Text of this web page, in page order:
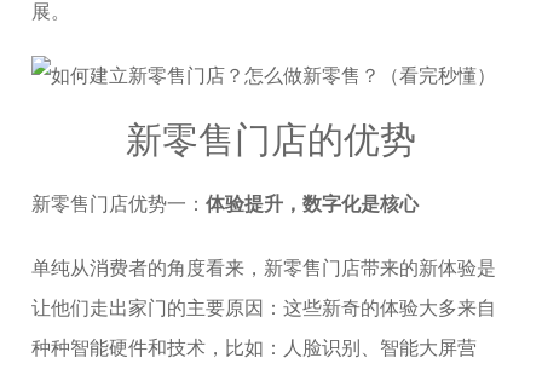
展。
新零售门店的优势
新零售门店优势一：体验提升，数字化是核心
单纯从消费者的角度看来，新零售门店带来的新体验是
让他们走出家门的主要原因：这些新奇的体验大多来自
种种智能硬件和技术，比如：人脸识别、智能大屏营